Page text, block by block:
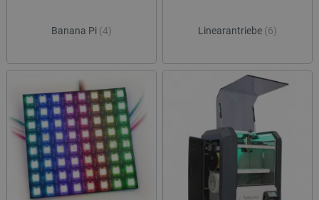
Banana Pi (4) Linearantriebe (6)